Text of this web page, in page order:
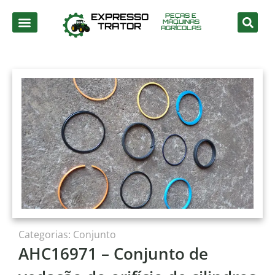
EXPRESSO
TRATOR
PEÇAS E
MÁQUINAS
AGRÍCOLAS
Categorias: Conjunto
AHC16971 – Conjunto de